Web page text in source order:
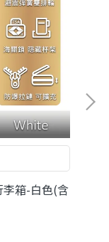
李箱-白色(含